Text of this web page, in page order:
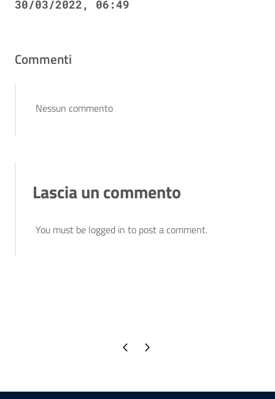
30/03/2022, 06:49
Commenti
Nessun commento
Lascia un commento
You must be logged in to post a comment.
Pagina precedente
Pagina successiva